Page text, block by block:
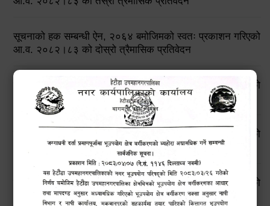
सूचनाको हक सम्बन्धी ऐन, २०६४ बमोजिमको स्वतः प्रकाशन गरिएको
आ.व. २०८२।८३ को दोस्रो त्रैमासिक प्रतिवेदन
सूचनाको हक सम्बन्धी ऐन, २०६४ बमोजिमको स्वतः प्रकाशन गरिएको
आ.व. २०८२।८३ को प्रथम त्रैमासिक प्रतिवेदन
सूचनाको हक सम्बन्धी ऐन, २०६४ बमोजिमको स्वतः प्रकाशन गरिएको
आ.व. २०८१।८२ को चौथो त्रैमासिक प्रतिवेदन
सूचनाको हक सम्बन्धी ऐन, २०६४ बमोजिमको स्वतः प्रकाशन गरिएको
आ.व. २०८१।८२ को तेस्रो त्रैमासिक प्रतिवेदन